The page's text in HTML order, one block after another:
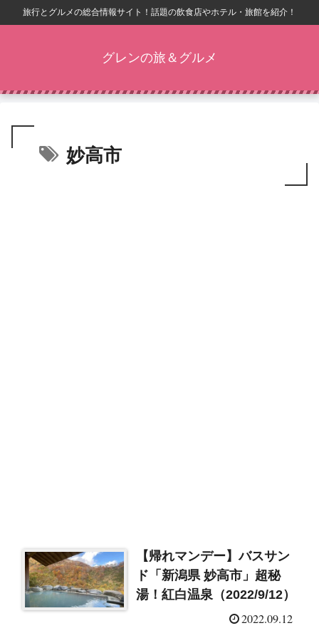
旅行とグルメの総合情報サイト！話題の飲食店やホテル・旅館を紹介！
グレンの旅＆グルメ
妙高市
【帰れマンデー】バスサン
ド「新潟県 妙高市」超秘
湯！紅白温泉（2022/9/12）
2022.09.12